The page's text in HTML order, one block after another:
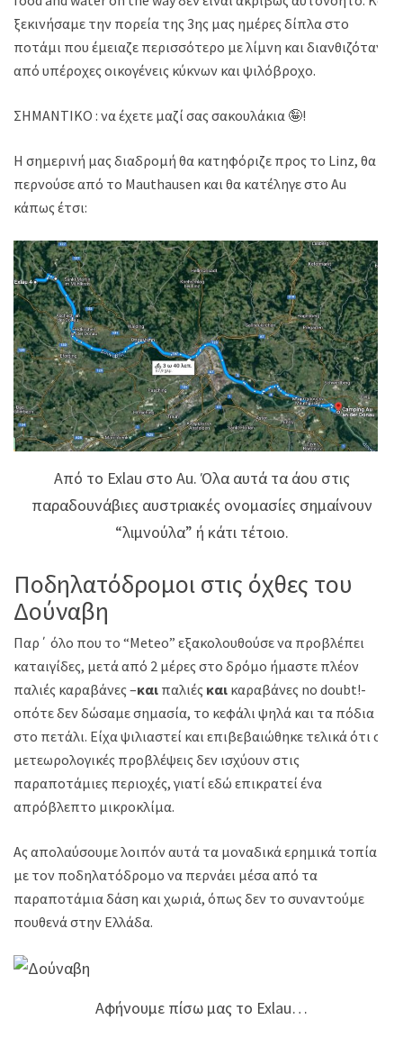
ξεκινήσαμε την πορεία της 3ης μας ημέρες δίπλα στο
ποτάμι που έμειαζε περισσότερο με λίμνη και διανθιζόταν
από υπέροχες οικογένεις κύκνων και ψιλόβροχο.
ΣΗΜΑΝΤΙΚΟ : να έχετε μαζί σας σακουλάκια 🤪!
Η σημερινή μας διαδρομή θα κατηφόριζε προς το Linz, θα
περνούσε από το Mauthausen και θα κατέληγε στο Au
κάπως έτσι:
Από το Exlau στο Au. Όλα αυτά τα άου στις
παραδουνάβιες αυστριακές ονομασίες σημαίνουν
“λιμνούλα” ή κάτι τέτοιο.
Ποδηλατόδρομοι στις όχθες του
Δούναβη
Παρ΄ όλο που το “Meteo” εξακολουθούσε να προβλέπει
καταιγίδες, μετά από 2 μέρες στο δρόμο ήμαστε πλέον
παλιές καραβάνες –και παλιές και καραβάνες no doubt!-
οπότε δεν δώσαμε σημασία, το κεφάλι ψηλά και τα πόδια
στο πετάλι. Είχα ψιλιαστεί και επιβεβαιώθηκε τελικά ότι οι
μετεωρολογικές προβλέψεις δεν ισχύουν στις
παραποτάμιες περιοχές, γιατί εδώ επικρατεί ένα
απρόβλεπτο μικροκλίμα.
Ας απολαύσουμε λοιπόν αυτά τα μοναδικά ερημικά τοπία
με τον ποδηλατόδρομο να περνάει μέσα από τα
παραποτάμια δάση και χωριά, όπως δεν το συναντούμε
πουθενά στην Ελλάδα.
Αφήνουμε πίσω μας το Exlau…